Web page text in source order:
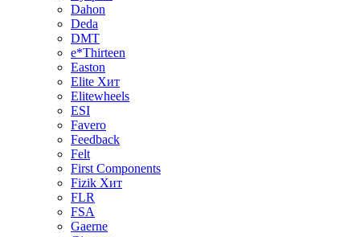
Dahon
Deda
DMT
e*Thirteen
Easton
Elite Хит
Elitewheels
ESI
Favero
Feedback
Felt
First Components
Fizik Хит
FLR
FSA
Gaerne